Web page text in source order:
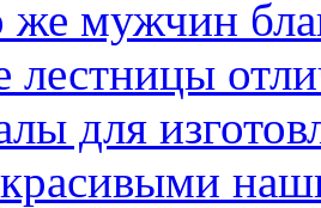
же мужчин
лестницы
для